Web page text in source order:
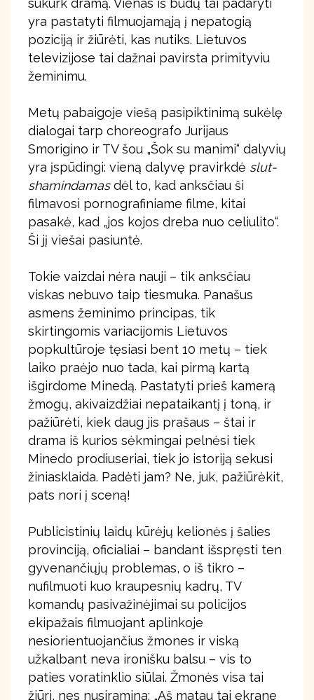
sukurk dramą. Vienas iš būdų tai padaryti
yra pastatyti filmuojamąją į nepatogią
poziciją ir žiūrėti, kas nutiks. Lietuvos
televizijose tai dažnai pavirsta primityviu
žeminimu.
Metų pabaigoje viešą pasipiktinimą sukėlę
dialogai tarp choreografo Jurijaus
Smorigino ir TV šou „Šok su manimi“ dalyvių
yra įspūdingi: vieną dalyvę pravirkdė slut-
shamindamasdėl to, kad anksčiau ši
filmavosi pornografiniame filme, kitai
pasakė, kad „jos kojos dreba nuo celiulito“.
Ši jį viešai pasiuntė.
Tokie vaizdai nėra nauji – tik anksčiau
viskas nebuvo taip tiesmuka. Panašus
asmens žeminimo principas, tik
skirtingomis variacijomis Lietuvos
popkultūroje tęsiasi bent 10 metų – tiek
laiko praėjo nuo tada, kai pirmą kartą
išgirdome Minedą. Pastatyti prieš kamerą
žmogų, akivaizdžiai nepataikantį į toną, ir
pažiūrėti, kiek daug jis prašaus – štai ir
drama iš kurios sėkmingai pelnėsi tiek
Minedo prodiuseriai, tiek jo istoriją sekusi
žiniasklaida. Padėti jam? Ne, juk, pažiūrėkit,
pats nori į sceną!
Publicistinių laidų kūrėjų kelionės į šalies
provinciją, oficialiai – bandant išspręsti ten
gyvenančiųjų problemas, o iš tikro –
nufilmuoti kuo kraupesnių kadrų, TV
komandų pasivažinėjimai su policijos
ekipažais filmuojant aplinkoje
nesiorientuojančius žmones ir viską
užkalbant neva ironišku balsu – vis to
paties voratinklio siūlai. Žmonės visa tai
žiūri, nes nusiramina: „Aš matau tai ekrane